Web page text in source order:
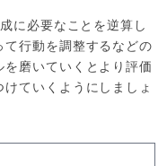
に必要なことを逆算し
行動を調整するなどの
磨いていくとより評価
ていくようにしましょ